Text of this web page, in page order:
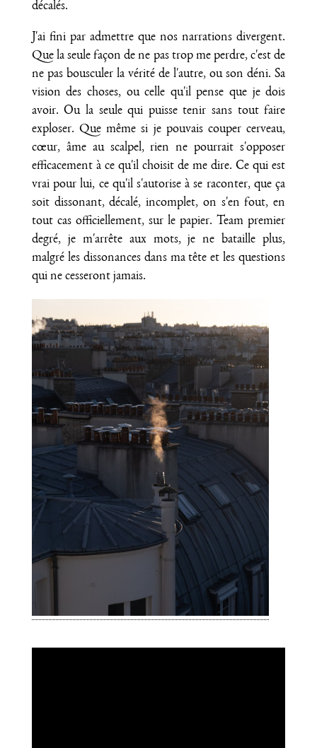
décalés.
J'ai fini par admettre que nos narrations divergent.
Que la seule façon de ne pas trop me perdre, c'est de
ne pas bousculer la vérité de l'autre, ou son déni. Sa
vision des choses, ou celle qu'il pense que je dois
avoir. Ou la seule qui puisse tenir sans tout faire
exploser. Que même si je pouvais couper cerveau,
cœur, âme au scalpel, rien ne pourrait s'opposer
efficacement à ce qu'il choisit de me dire. Ce qui est
vrai pour lui, ce qu'il s'autorise à se raconter, que ça
soit dissonant, décalé, incomplet, on s'en fout, en
tout cas officiellement, sur le papier. Team premier
degré, je m'arrête aux mots, je ne bataille plus,
malgré les dissonances dans ma tête et les questions
qui ne cesseront jamais.